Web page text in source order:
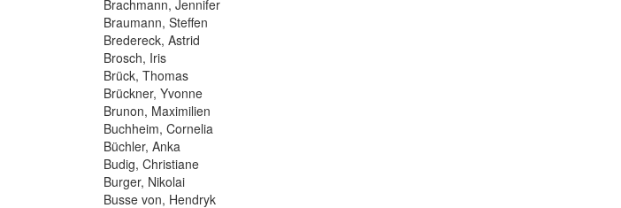
Brachmann, Jennifer
Braumann, Steffen
Bredereck, Astrid
Brosch, Iris
Brück, Thomas
Brückner, Yvonne
Brunon, Maximilien
Buchheim, Cornelia
Büchler, Anka
Budig, Christiane
Burger, Nikolai
Busse von, Hendryk